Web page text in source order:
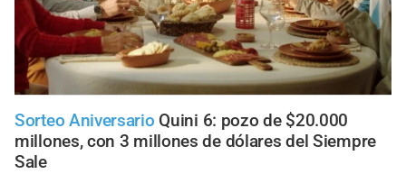
Sorteo Aniversario Quini 6: pozo de $20.000
millones, con 3 millones de dólares del Siempre
Sale